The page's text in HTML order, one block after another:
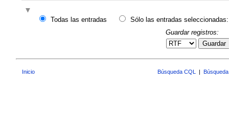
Todas las entradas
Sólo las entradas seleccionadas:
Guardar registros:
Guardar
Inicio Búsqueda CQL